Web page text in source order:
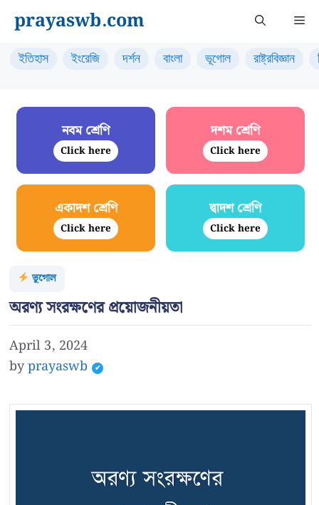
content
prayaswb.com
ইতিহাস ইংরেজি দর্শন বাংলা ভূগোল রাষ্ট্রবিজ্ঞান
নবম শ্রেণি
Click here
দশম শ্রেণি
Click here
একাদশ শ্রেণি
Click here
দ্বাদশ শ্রেণি
Click here
ভূগোল
অরণ্য সংরক্ষণের প্রয়োজনীয়তা
April 3, 2024
byprayaswb